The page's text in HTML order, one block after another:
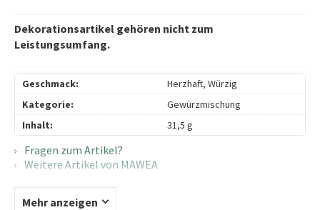
Dekorationsartikel gehören nicht zum
Leistungsumfang.
Geschmack:
Herzhaft, Würzig
Kategorie:
Gewürzmischung
Inhalt:
31,5 g
Fragen zum Artikel?
Weitere Artikel von MAWEA
Mehr anzeigen